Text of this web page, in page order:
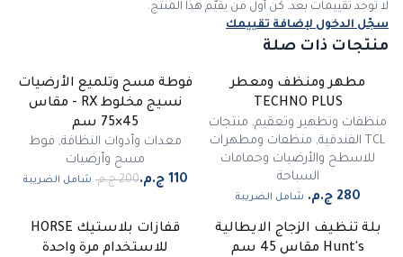
لا توجد تقييمات بعد. كن أول من يقيّم هذا المنتج.
سجّل الدخول لإضافة تقييمك
منتجات ذات صلة
مطهر ومنظف ومعطر
TECHNO PLUS
منظفات وتطهير وتعقيم, منتجات
TCL الفندقية
, منظفات ومطهرات
للاسطح والأرضيات وحمامات
السباحة
شامل الضريبة
%
فوطة مسح وتلميع الأرضيات
نسيج مخلوط RX - مقاس
45×75 سم
معدات وأدوات النظافة, فوط
مسح وأرضيات
شامل الضريبة
%
بلة تنظيف الزجاج الايطالية
Hunt's مقاس 45 سم
قفازات بلاستيك HORSE
للاستخدام مرة واحدة